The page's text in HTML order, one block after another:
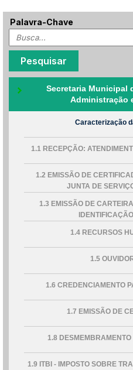
Palavra-Chave
Secretaria Municipal
Administração
Caracterização
1.1 RECEPÇÃO:
1.2 EMISSÃO DE
JUNTA DE
1.3 EMISSÃO DE
1.4 RECURSOS
1.5
1.6 CREDENCIAMENTO
1.7 EMISSÃO DE
1.8
1.9 ITBI - IMPOSTO SOBRE